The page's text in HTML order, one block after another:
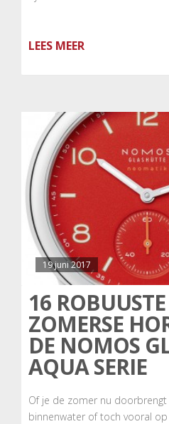
LEES MEER
19 juni 2017
16
ZOMERSE
DE NOMOS
AQUA SERIE
Of je de zomer nu
binnenwater of toch vooral